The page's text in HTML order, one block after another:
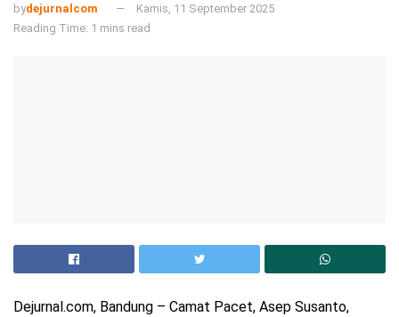
bydejurnalcom
Kamis, 11 September 2025
Reading Time: 1 mins read
Dejurnal.com, Bandung – Camat Pacet, Asep Susanto,